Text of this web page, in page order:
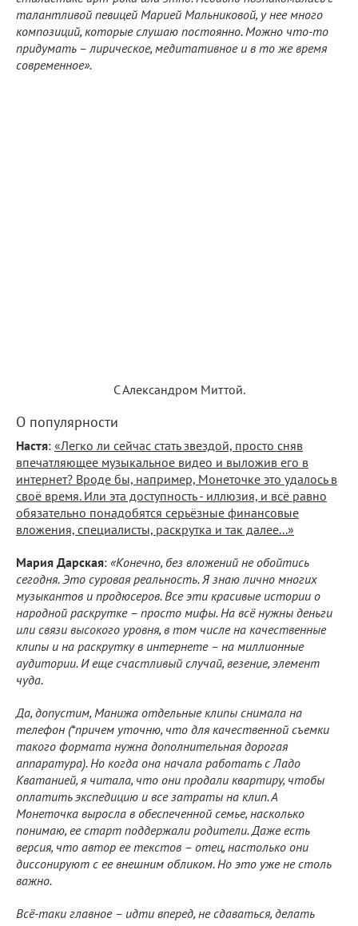
талантливой певицей Марией Мальниковой, у нее много
композиций, которые слушаю постоянно. Можно что-то
придумать – лирическое, медитативное и в то же время
современное».
С Александром Миттой.
О популярности
Настя: «Легко ли сейчас стать звездой, просто сняв
впечатляющее музыкальное видео и выложив его в
интернет? Вроде бы, например, Монеточке это удалось в
своё время. Или эта доступность - иллюзия, и всё равно
обязательно понадобятся серьёзные финансовые
вложения, специалисты, раскрутка и так далее...»
Мария Дарская: «Конечно, без вложений не обойтись
сегодня. Это суровая реальность. Я знаю лично многих
музыкантов и продюсеров. Все эти красивые истории о
народной раскрутке – просто мифы. На всё нужны деньги
или связи высокого уровня, в том числе на качественные
клипы и на раскрутку в интернете – на миллионные
аудитории. И еще счастливый случай, везение, элемент
чуда.
Да, допустим, Манижа отдельные клипы снимала на
телефон (*причем уточню, что для качественной съемки
такого формата нужна дополнительная дорогая
аппаратура). Но когда она начала работать с Ладо
Кватанией, я читала, что они продали квартиру, чтобы
оплатить экспедицию и все затраты на клип. А
Монеточка выросла в обеспеченной семье, насколько
понимаю, ее старт поддержали родители. Даже есть
версия, что автор ее текстов – отец, настолько они
диссонируют с ее внешним обликом. Но это уже не столь
важно.
Всё-таки главное – идти вперед, не сдаваться, делать